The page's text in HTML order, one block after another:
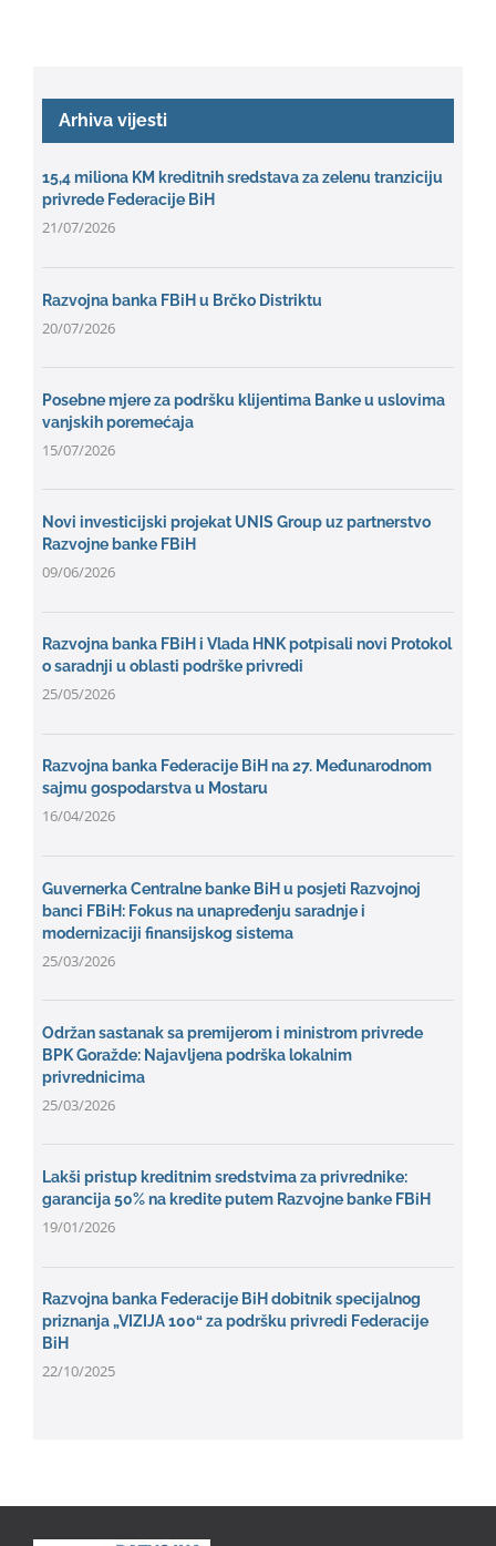
Arhiva vijesti
15,4 miliona KM kreditnih sredstava za zelenu tranziciju
privrede Federacije BiH
21/07/2026
Razvojna banka FBiH u Brčko Distriktu
20/07/2026
Posebne mjere za podršku klijentima Banke u uslovima
vanjskih poremećaja
15/07/2026
Novi investicijski projekat UNIS Group uz partnerstvo
Razvojne banke FBiH
09/06/2026
Razvojna banka FBiH i Vlada HNK potpisali novi Protokol
o saradnji u oblasti podrške privredi
25/05/2026
Razvojna banka Federacije BiH na 27. Međunarodnom
sajmu gospodarstva u Mostaru
16/04/2026
Guvernerka Centralne banke BiH u posjeti Razvojnoj
banci FBiH: Fokus na unapređenju saradnje i
modernizaciji finansijskog sistema
25/03/2026
Održan sastanak sa premijerom i ministrom privrede
BPK Goražde: Najavljena podrška lokalnim
privrednicima
25/03/2026
Lakši pristup kreditnim sredstvima za privrednike:
garancija 50% na kredite putem Razvojne banke FBiH
19/01/2026
Razvojna banka Federacije BiH dobitnik specijalnog
priznanja „VIZIJA 100“ za podršku privredi Federacije
BiH
22/10/2025